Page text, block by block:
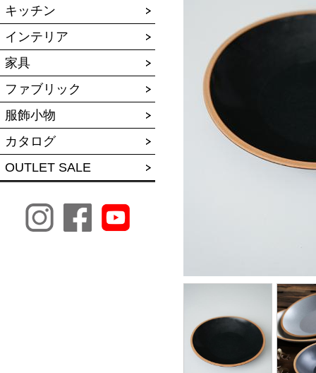
キッチン
インテリア
家具
ファブリック
服飾小物
カタログ
OUTLET SALE